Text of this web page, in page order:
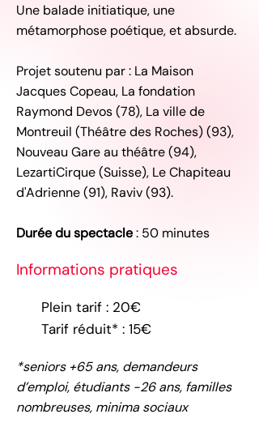
Une balade initiatique, une
métamorphose poétique, et absurde.
Projet soutenu par : La Maison
Jacques Copeau, La fondation
Raymond Devos (78), La ville de
Montreuil (Théâtre des Roches) (93),
Nouveau Gare au théâtre (94),
LezartiCirque (Suisse), Le Chapiteau
d'Adrienne (91), Raviv (93).
Durée du spectacle: 50 minutes
Informations pratiques
Plein tarif : 20€
Tarif réduit* : 15€
*seniors +65 ans, demandeurs
d’emploi, étudiants -26 ans, familles
nombreuses, minima sociaux